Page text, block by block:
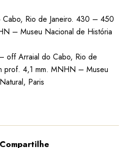
Rio de Janeiro. 430 – 450
– Museu Nacional de História
off Arraial do Cabo, Rio de
prof. 4,1 mm. MNHN – Museu
Paris
Compartilhe